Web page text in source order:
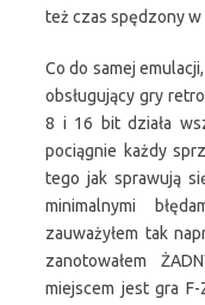
też czas spędzony w
Co do samej
obsługujący gry
8 i 16 bit działa
pociągnie każdy
tego jak sprawują
minimalnymi
zauważyłem tak
zanotowałem
miejscem jest gra